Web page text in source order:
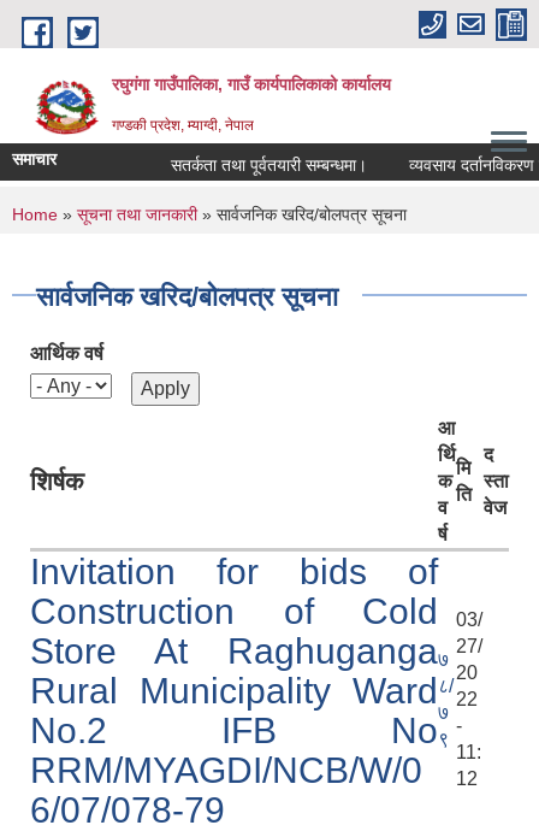
Skip to main content
रघुगंगा गाउँपालिका, गाउँ कार्यपालिकाको कार्यालय
गण्डकी प्रदेश, म्याग्दी, नेपाल
समाचार सतर्कता तथा पूर्वतयारी सम्बन्धमा। व्यवसाय दर्तानविकरण
You are here
Home » सूचना तथा जानकारी» सार्वजनिक खरिद/बोलपत्र सूचना
सार्वजनिक खरिद/बोलपत्र सूचना
आर्थिक वर्ष
शिर्षक
आ
र्थि
क
व
र्ष
मि
ति
द
स्ता
वेज
Invitation for bids of
Construction of Cold
Store At Raghuganga
Rural Municipality Ward
No.2 IFB No
RRM/MYAGDI/NCB/W/0
6/07/078-79
७
८/
७
९
03/
27/
20
22
-
11:
12